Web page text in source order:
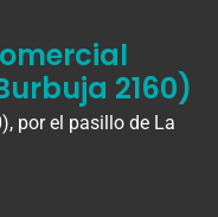
2160)
por el pasillo de La